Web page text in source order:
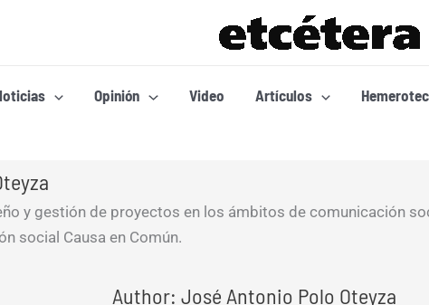
Opinión Video Artículos
y gestión de proyectos en los ámbitos de comunicación
social Causa en Común.
Author: José Antonio Polo Oteyza